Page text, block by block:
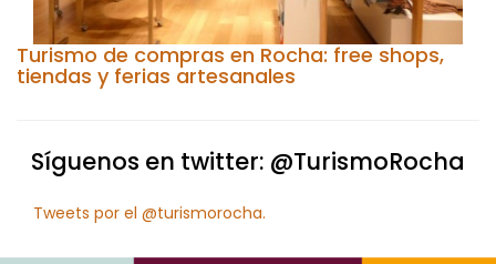
Turismo de compras en Rocha: free shops,
tiendas y ferias artesanales
Síguenos en twitter: @TurismoRocha
Tweets por el @turismorocha.